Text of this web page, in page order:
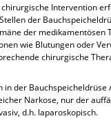
Intervention
der
der medikamentösen
wie Blutungen oder
chirurgische
in der
Narkose, nur der
d.h. laparoskopisch.